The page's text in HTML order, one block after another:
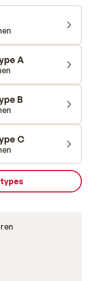
van de piste,
je materiaal. Het
aan de
lounge met
boek lenen uit de
het
en kunnen de
optimaal met verse
A
B
C